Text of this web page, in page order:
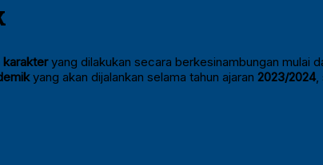
karakteryang dilakukan secara berkesinambungan mulai
yang akan dijalankan selama tahun ajaran 2023/2024,